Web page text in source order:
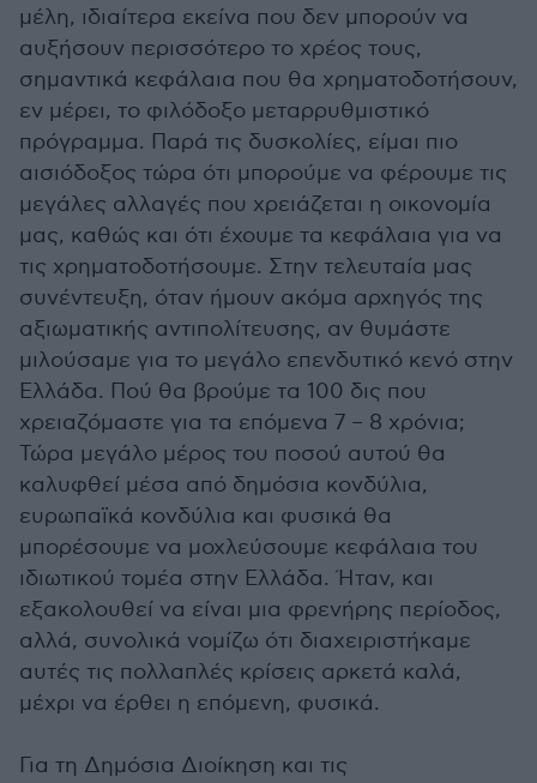
μέλη, ιδιαίτερα εκείνα που δεν μπορούν να
αυξήσουν περισσότερο το χρέος τους,
σημαντικά κεφάλαια που θα χρηματοδοτήσουν,
εν μέρει, το φιλόδοξο μεταρρυθμιστικό
πρόγραμμα. Παρά τις δυσκολίες, είμαι πιο
αισιόδοξος τώρα ότι μπορούμε να φέρουμε τις
μεγάλες αλλαγές που χρειάζεται η οικονομία
μας, καθώς και ότι έχουμε τα κεφάλαια για να
τις χρηματοδοτήσουμε. Στην τελευταία μας
συνέντευξη, όταν ήμουν ακόμα αρχηγός της
αξιωματικής αντιπολίτευσης, αν θυμάστε
μιλούσαμε για το μεγάλο επενδυτικό κενό στην
Ελλάδα. Πού θα βρούμε τα 100 δις που
χρειαζόμαστε για τα επόμενα 7 – 8 χρόνια;
Τώρα μεγάλο μέρος του ποσού αυτού θα
καλυφθεί μέσα από δημόσια κονδύλια,
ευρωπαϊκά κονδύλια και φυσικά θα
μπορέσουμε να μοχλεύσουμε κεφάλαια του
ιδιωτικού τομέα στην Ελλάδα. Ήταν, και
εξακολουθεί να είναι μια φρενήρης περίοδος,
αλλά, συνολικά νομίζω ότι διαχειριστήκαμε
αυτές τις πολλαπλές κρίσεις αρκετά καλά,
μέχρι να έρθει η επόμενη, φυσικά.
Για τη Δημόσια Διοίκηση και τις